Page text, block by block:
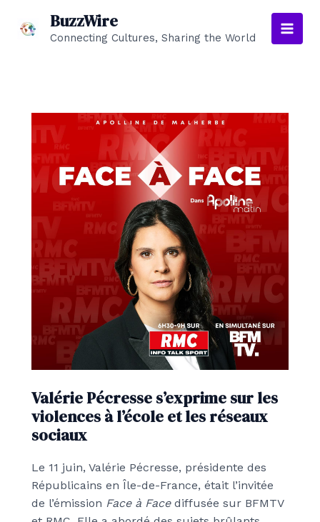
BuzzWire
Connecting Cultures, Sharing the World
Main
Valérie Pécresse s’exprime sur les
violences à l’école et les réseaux
sociaux
Le 11 juin, Valérie Pécresse, présidente des
Républicains en Île-de-France, était l’invitée
de l’émission Face à Facediffusée sur BFMTV